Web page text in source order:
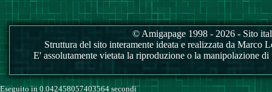
© Amigapage 1998 - 2026 - Sito
Struttura del sito interamente ideata e realizzata da
E' assolutamente vietata la riproduzione o la manipolazione
Eseguito in 0.042458057403564 secondi